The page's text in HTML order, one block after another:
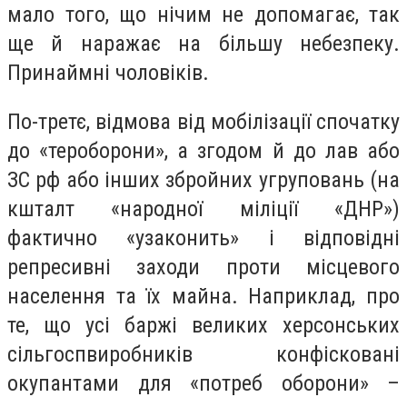
мало того, що нічим не допомагає, так
ще й наражає на більшу небезпеку.
Принаймні чоловіків.
По-третє, відмова від мобілізації спочатку
до «тероборони», а згодом й до лав або
ЗС рф або інших збройних угруповань (на
кшталт «народної міліції «ДНР»)
фактично «узаконить» і відповідні
репресивні заходи проти місцевого
населення та їх майна. Наприклад, про
те, що усі баржі великих херсонських
сільгоспвиробників конфісковані
окупантами для «потреб оборони» –